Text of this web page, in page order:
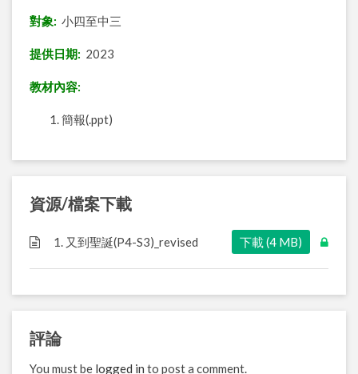
對象: 小四至中三
提供日期: 2023
教材內容:
簡報(.ppt)
資源/檔案下載
1. 又到聖誕(P4-S3)_revised 下載 (4 MB)
評論
You must be logged in to post a comment.